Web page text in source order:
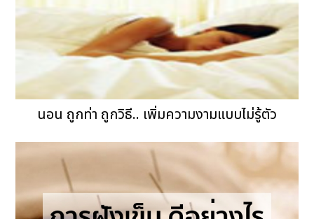
นอน ถูกท่า ถูกวิธี.. เพิ่มความงามแบบไม่รู้ตัว